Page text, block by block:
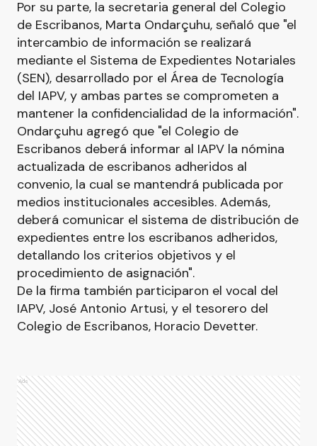
Por su parte, la secretaria general del Colegio
de Escribanos, Marta Ondarçuhu, señaló que "el
intercambio de información se realizará
mediante el Sistema de Expedientes Notariales
(SEN), desarrollado por el Área de Tecnología
del IAPV, y ambas partes se comprometen a
mantener la confidencialidad de la información".
Ondarçuhu agregó que "el Colegio de
Escribanos deberá informar al IAPV la nómina
actualizada de escribanos adheridos al
convenio, la cual se mantendrá publicada por
medios institucionales accesibles. Además,
deberá comunicar el sistema de distribución de
expedientes entre los escribanos adheridos,
detallando los criterios objetivos y el
procedimiento de asignación".
De la firma también participaron el vocal del
IAPV, José Antonio Artusi, y el tesorero del
Colegio de Escribanos, Horacio Devetter.
Ads